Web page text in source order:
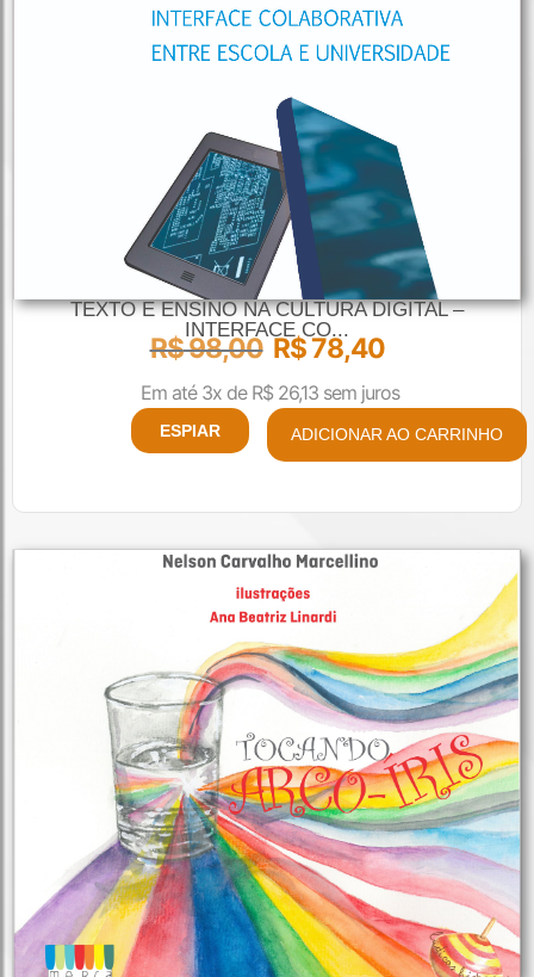
TEXTO E ENSINO NA CULTURA DIGITAL –
INTERFACE CO...
R$98,00 R$78,40
Em até 3x de R$26,13sem juros
ESPIAR ADICIONAR AO CARRINHO